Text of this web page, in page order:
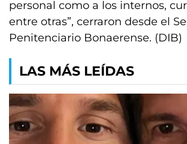
personal como a los internos,
entre otras”, cerraron desde el
Penitenciario Bonaerense. (DIB)
LAS MÁS LEÍDAS